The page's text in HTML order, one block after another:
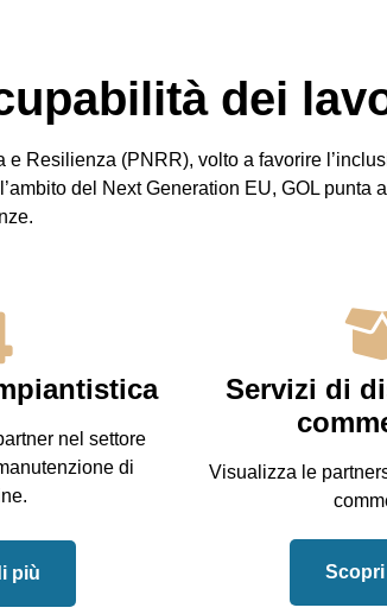
dei
e Resilienza (PNRR), volto a favorire
del Next Generation EU, GOL punta
nel settore
di
più
Servizi di
Visualizza le